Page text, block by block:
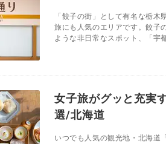
「餃子の街」として有名な栃
旅にも人気のエリアです。餃子
ような非日常なスポット、「宇
女子旅がグッと充実
選/北海道
いつでも人気の観光地・北海道